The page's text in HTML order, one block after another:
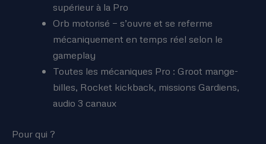
supérieur à la Pro
Orb motorisé — s’ouvre et se referme
mécaniquement en temps réel selon le
gameplay
Toutes les mécaniques Pro : Groot mange-
billes, Rocket kickback, missions Gardiens,
audio 3 canaux
Pour qui ?